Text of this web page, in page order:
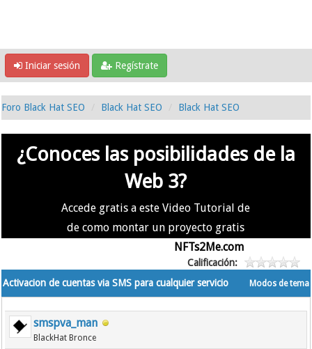
Iniciar sesión Regístrate
Foro Black Hat SEO Black Hat SEO Black Hat SEO
¿Conoces las posibilidades de la
Web 3?
Accede gratis a este Video Tutorial de
de como montar un proyecto gratis
NFTs2Me.com
Calificación:
Modos de tema
Activacion de cuentas via SMS para cualquier servicio
smspva_man
BlackHat Bronce